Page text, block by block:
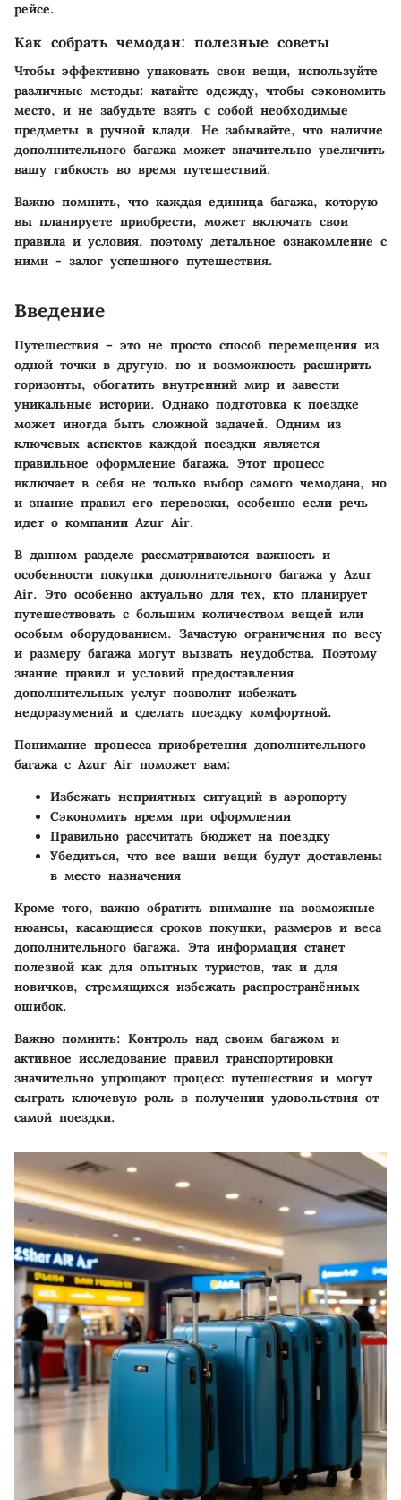
рейсе.
Как собрать чемодан: полезные советы
Чтобы эффективно упаковать свои вещи, используйте
различные методы: катайте одежду, чтобы сэкономить
место, и не забудьте взять с собой необходимые
предметы в ручной клади. Не забывайте, что наличие
дополнительного багажа может значительно увеличить
вашу гибкость во время путешествий.
Важно помнить, что каждая единица багажа, которую
вы планируете приобрести, может включать свои
правила и условия, поэтому детальное ознакомление с
ними - залог успешного путешествия.
Введение
Путешествия – это не просто способ перемещения из
одной точки в другую, но и возможность расширить
горизонты, обогатить внутренний мир и завести
уникальные истории. Однако подготовка к поездке
может иногда быть сложной задачей. Одним из
ключевых аспектов каждой поездки является
правильное оформление багажа. Этот процесс
включает в себя не только выбор самого чемодана, но
и знание правил его перевозки, особенно если речь
идет о компании Azur Air.
В данном разделе рассматриваются важность и
особенности покупки дополнительного багажа у Azur
Air. Это особенно актуально для тех, кто планирует
путешествовать с большим количеством вещей или
особым оборудованием. Зачастую ограничения по весу
и размеру багажа могут вызвать неудобства. Поэтому
знание правил и условий предоставления
дополнительных услуг позволит избежать
недоразумений и сделать поездку комфортной.
Понимание процессаприобретения дополнительного
багажа с Azur Air поможет вам:
Избежать неприятных ситуаций в аэропорту
Сэкономить время при оформлении
Правильно рассчитать бюджет на поездку
Убедиться, что все ваши вещи будут доставлены
в место назначения
Кроме того, важно обратить внимание на возможные
нюансы, касающиеся сроков покупки, размеров и веса
дополнительного багажа. Эта информация станет
полезной как для опытных туристов, так и для
новичков, стремящихся избежать распространённых
ошибок.
Важно помнить: Контроль над своим багажом и
активное исследование правил транспортировки
значительно упрощают процесс путешествия и могут
сыграть ключевую роль в получении удовольствия от
самой поездки.